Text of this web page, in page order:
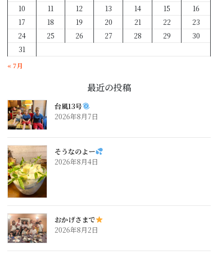
10
11 12 13 14 15
16
17
18 19 20 21 22
23
24
25 26 27 28 29
30
31
« 7月
最近の投稿
台風13号
2026年8月7日
そうなのよー
2026年8月4日
おかげさまで
2026年8月2日